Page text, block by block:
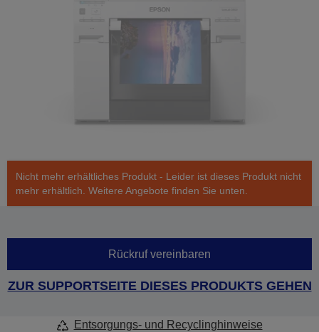
Nicht mehr erhältliches Produkt - Leider ist dieses Produkt nicht
mehr erhältlich. Weitere Angebote finden Sie unten.
Rückruf vereinbaren
ZUR SUPPORTSEITE DIESES PRODUKTS GEHEN
Entsorgungs- und Recyclinghinweise